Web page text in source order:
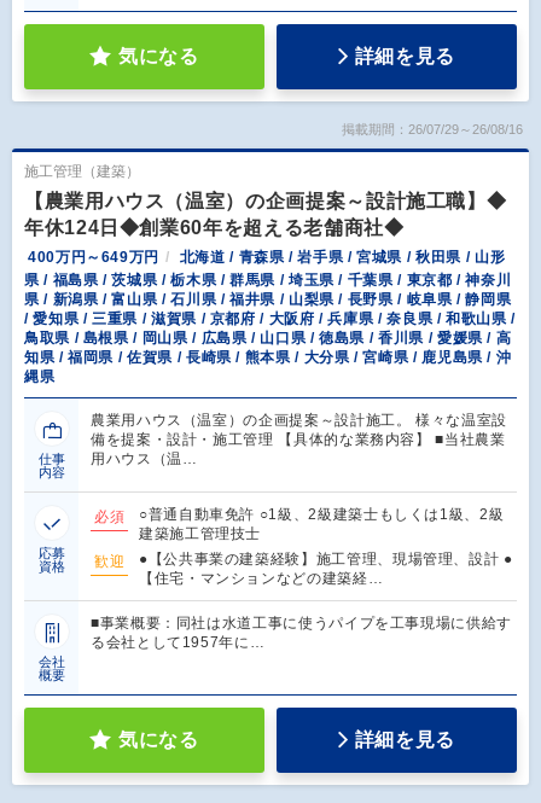
気になる 詳細を見る
掲載期間：26/07/29～26/08/16
施工管理（建築）
【農業用ハウス（温室）の企画提案～設計施工職】◆
年休124日◆創業60年を超える老舗商社◆
400万円～649万円
北海道 / 青森県 / 岩手県 / 宮城県 / 秋田県 / 山形
県 / 福島県 / 茨城県 / 栃木県 / 群馬県 / 埼玉県 / 千葉県 / 東京都 / 神奈川
県 / 新潟県 / 富山県 / 石川県 / 福井県 / 山梨県 / 長野県 / 岐阜県 / 静岡県
/ 愛知県 / 三重県 / 滋賀県 / 京都府 / 大阪府 / 兵庫県 / 奈良県 / 和歌山県 /
鳥取県 / 島根県 / 岡山県 / 広島県 / 山口県 / 徳島県 / 香川県 / 愛媛県 / 高
知県 / 福岡県 / 佐賀県 / 長崎県 / 熊本県 / 大分県 / 宮崎県 / 鹿児島県 / 沖
縄県
仕事
内容
農業用ハウス（温室）の企画提案～設計施工。 様々な温室設
備を提案・設計・施工管理 【具体的な業務内容】 ■当社農業
用ハウス（温…
応募
資格
必須
○普通自動車免許 ○1級、2級建築士もしくは1級、2級
建築施工管理技士
歓迎
●【公共事業の建築経験】施工管理、現場管理、設計 ●
【住宅・マンションなどの建築経…
会社
概要
■事業概要：同社は水道工事に使うパイプを工事現場に供給す
る会社として1957年に…
気になる 詳細を見る